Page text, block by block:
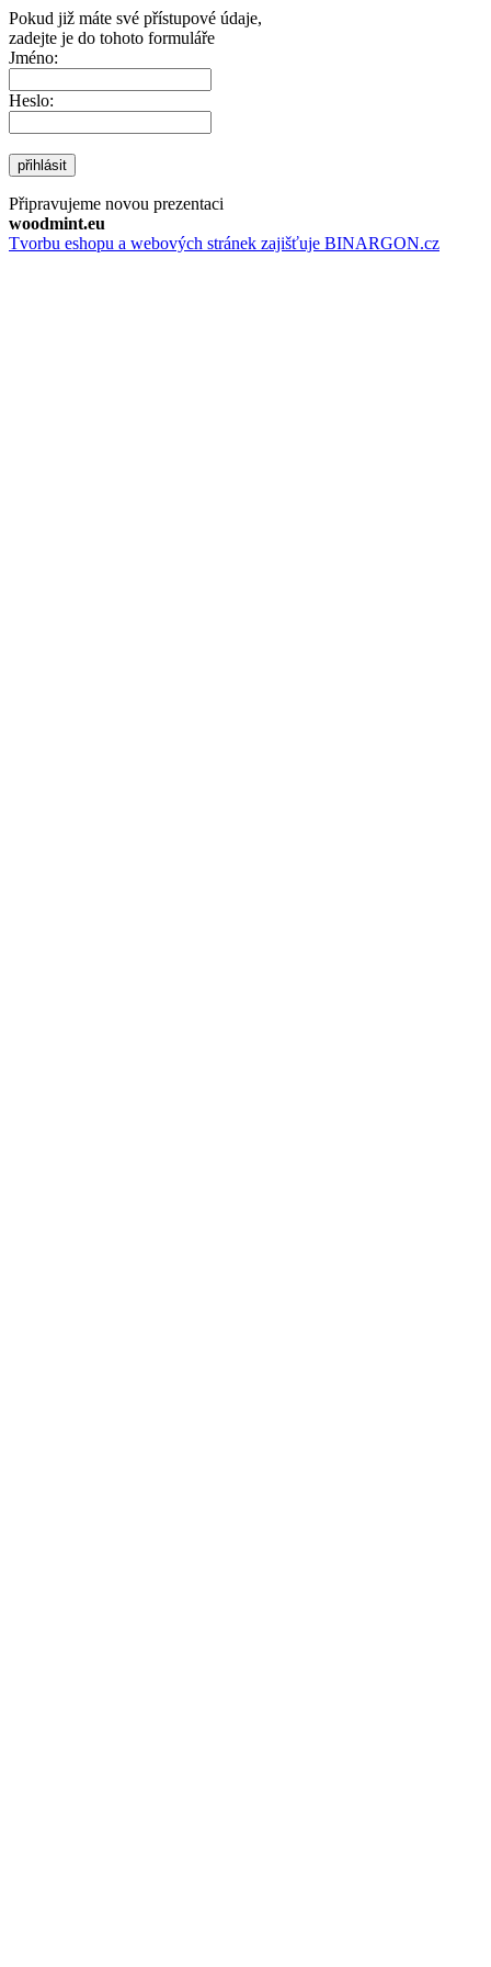
Pokud již máte své přístupové údaje,
zadejte je do tohoto formuláře
Jméno:
Heslo:
přihlásit
Připravujeme novou prezentaci
woodmint.eu
Tvorbu eshopu a webových stránek zajišťuje BINARGON.cz